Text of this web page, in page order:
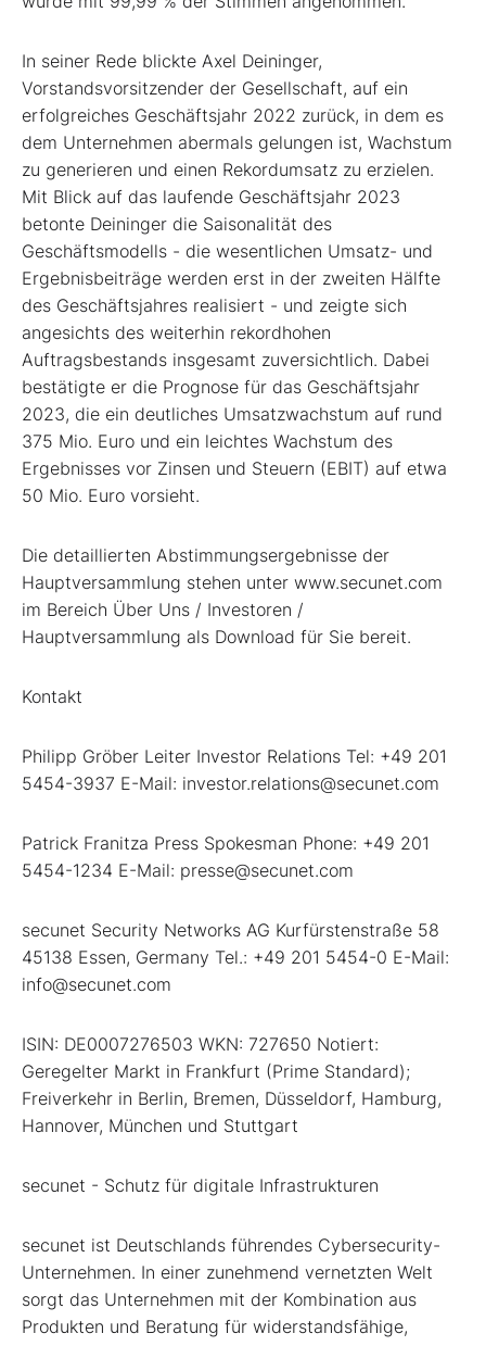
In seiner Rede blickte Axel Deininger,
Vorstandsvorsitzender der Gesellschaft, auf ein
erfolgreiches Geschäftsjahr 2022 zurück, in dem es
dem Unternehmen abermals gelungen ist, Wachstum
zu generieren und einen Rekordumsatz zu erzielen.
Mit Blick auf das laufende Geschäftsjahr 2023
betonte Deininger die Saisonalität des
Geschäftsmodells - die wesentlichen Umsatz- und
Ergebnisbeiträge werden erst in der zweiten Hälfte
des Geschäftsjahres realisiert - und zeigte sich
angesichts des weiterhin rekordhohen
Auftragsbestands insgesamt zuversichtlich. Dabei
bestätigte er die Prognose für das Geschäftsjahr
2023, die ein deutliches Umsatzwachstum auf rund
375 Mio. Euro und ein leichtes Wachstum des
Ergebnisses vor Zinsen und Steuern (EBIT) auf etwa
50 Mio. Euro vorsieht.
Die detaillierten Abstimmungsergebnisse der
Hauptversammlung stehen unter www.secunet.com
im Bereich Über Uns / Investoren /
Hauptversammlung als Download für Sie bereit.
Kontakt
Philipp Gröber Leiter Investor Relations Tel: +49 201
5454-3937 E-Mail: investor.relations@secunet.com
Patrick Franitza Press Spokesman Phone: +49 201
5454-1234 E-Mail: presse@secunet.com
secunet Security Networks AG Kurfürstenstraße 58
45138 Essen, Germany Tel.: +49 201 5454-0 E-Mail:
info@secunet.com
ISIN: DE0007276503 WKN: 727650 Notiert:
Geregelter Markt in Frankfurt (Prime Standard);
Freiverkehr in Berlin, Bremen, Düsseldorf, Hamburg,
Hannover, München und Stuttgart
secunet - Schutz für digitale Infrastrukturen
secunet ist Deutschlands führendes Cybersecurity-
Unternehmen. In einer zunehmend vernetzten Welt
sorgt das Unternehmen mit der Kombination aus
Produkten und Beratung für widerstandsfähige,